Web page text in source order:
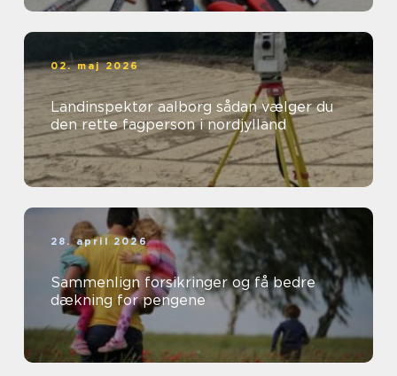
02. maj 2026
Landinspektør aalborg sådan vælger du
den rette fagperson i nordjylland
28. april 2026
Sammenlign forsikringer og få bedre
dækning for pengene